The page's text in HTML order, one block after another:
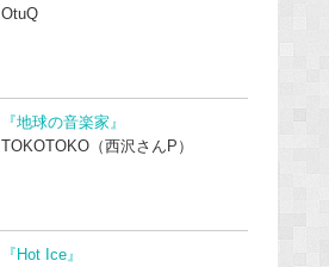
OtuQ
『地球の音楽家』
TOKOTOKO（西沢さんP）
『Hot Ice』